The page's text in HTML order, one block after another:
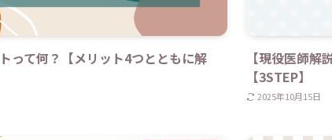
って何？【メリット4つとともに解
【現役医師
【3STEP】
2025年10月15日